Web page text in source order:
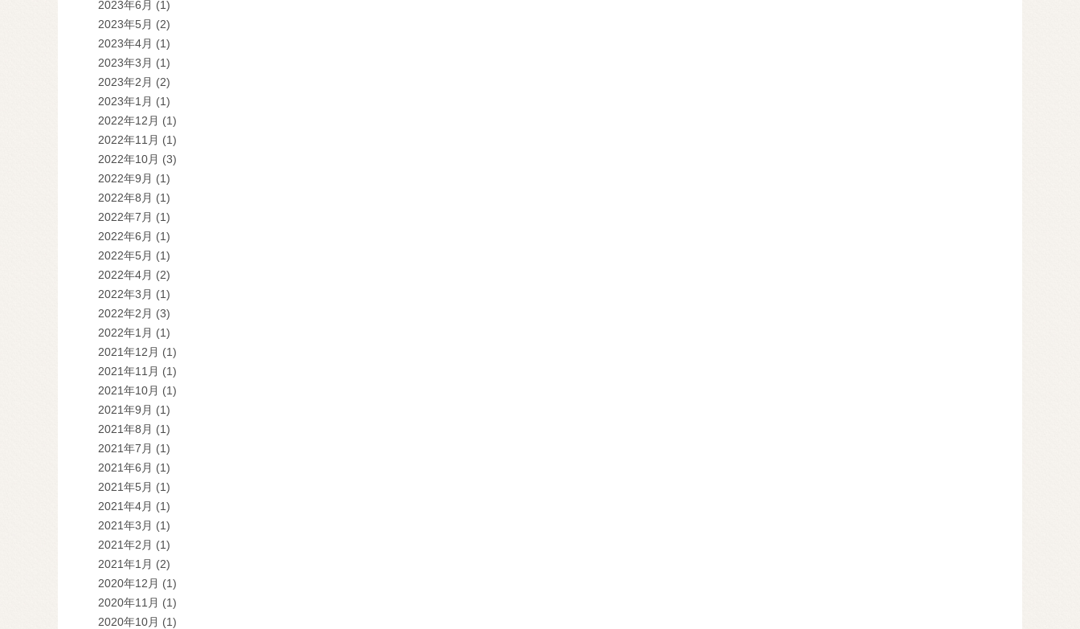
2023年6月 (1)
2023年5月 (2)
2023年4月 (1)
2023年3月 (1)
2023年2月 (2)
2023年1月 (1)
2022年12月 (1)
2022年11月 (1)
2022年10月 (3)
2022年9月 (1)
2022年8月 (1)
2022年7月 (1)
2022年6月 (1)
2022年5月 (1)
2022年4月 (2)
2022年3月 (1)
2022年2月 (3)
2022年1月 (1)
2021年12月 (1)
2021年11月 (1)
2021年10月 (1)
2021年9月 (1)
2021年8月 (1)
2021年7月 (1)
2021年6月 (1)
2021年5月 (1)
2021年4月 (1)
2021年3月 (1)
2021年2月 (1)
2021年1月 (2)
2020年12月 (1)
2020年11月 (1)
2020年10月 (1)